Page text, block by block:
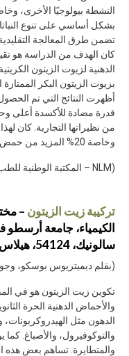
النشطة بيولوجيًا الأخرى،
بشكل أساسي على تنوع
تضمن طرق المعالجة
كان الهدف من الدراسة هو
الدهنية لزيوت الزيتون
بزيوت الزيتون البكر الممتازة
من نظيراتها التجارية. كان
وخاصة 20% المزيد من حمض اللينوليك.
(NLM – المكتبة الوطنية للطب)
تركيبة زيت الزيتون –
الكيمياء، جامعة أرسطو
سالونيك، 54124، هيلاس
(بقلم ديميتريوس بوسكو،
والأحماض الدهنية الحرة
الدهون مثل الهيدروكربونات،
والتوكوفيرول، والأصباغ. كما
والمتطايرة. تساهم بعض هذه